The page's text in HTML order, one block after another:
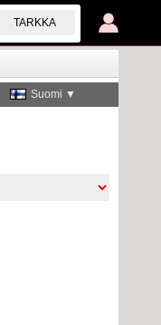
TARKKA
Suomi ▼